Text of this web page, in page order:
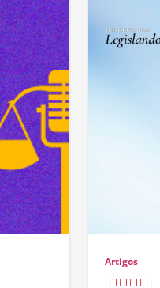
Artigos